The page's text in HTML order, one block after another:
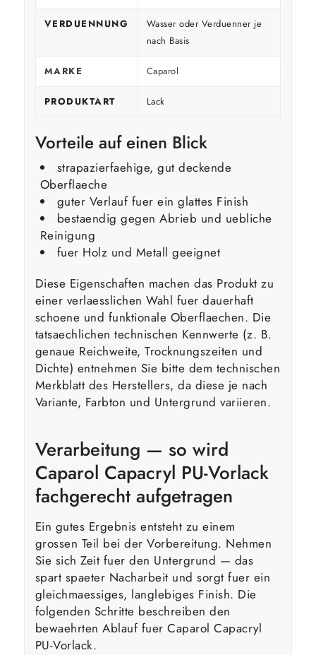
VERDUENNUNG
Wasser oder Verduenner je
nach Basis
MARKE Caparol
PRODUKTART Lack
Vorteile auf einen Blick
strapazierfaehige, gut deckende
Oberflaeche
guter Verlauf fuer ein glattes Finish
bestaendig gegen Abrieb und uebliche
Reinigung
fuer Holz und Metall geeignet
Diese Eigenschaften machen das Produkt zu
einer verlaesslichen Wahl fuer dauerhaft
schoene und funktionale Oberflaechen. Die
tatsaechlichen technischen Kennwerte (z. B.
genaue Reichweite, Trocknungszeiten und
Dichte) entnehmen Sie bitte dem technischen
Merkblatt des Herstellers, da diese je nach
Variante, Farbton und Untergrund variieren.
Verarbeitung — so wird
Caparol Capacryl PU-Vorlack
fachgerecht aufgetragen
Ein gutes Ergebnis entsteht zu einem
grossen Teil bei der Vorbereitung. Nehmen
Sie sich Zeit fuer den Untergrund — das
spart spaeter Nacharbeit und sorgt fuer ein
gleichmaessiges, langlebiges Finish. Die
folgenden Schritte beschreiben den
bewaehrten Ablauf fuer Caparol Capacryl
PU-Vorlack.